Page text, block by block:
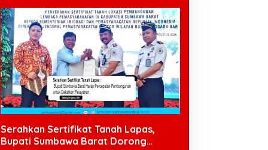
Serahkan Sertifikat Tanah Lapas,
Bupati Sumbawa Barat Dorong